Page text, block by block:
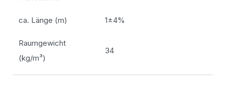
ca. Länge (m) 1±4%
Raumgewicht
(kg/m³)
34